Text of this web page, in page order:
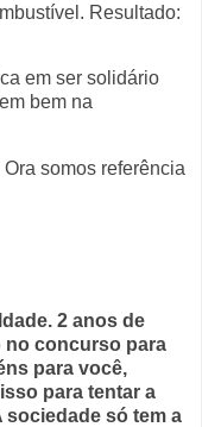
Resultado:
em ser solidário
bem na
somos referência
2 anos de
no concurso para
para você,
para tentar a
sociedade só tem a